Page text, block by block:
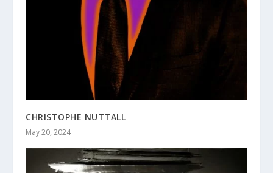
CHRISTOPHE NUTTALL
May 20, 2024